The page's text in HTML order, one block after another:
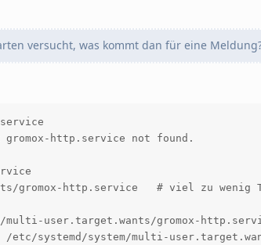
versucht, was kommt dan für eine
http.service not found.
gromox-http.service   # viel zu wenig
multi-user.target.wants/gromox-
systemd/system/multi-